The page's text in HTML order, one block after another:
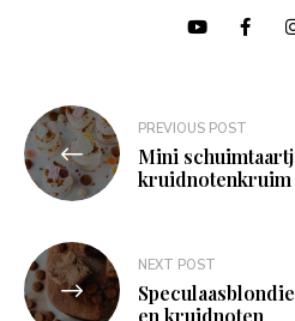
Bericht
navigatie
PREVIOUS POST
Mini
kruidnotenkruim
NEXT POST
en kruidnoten